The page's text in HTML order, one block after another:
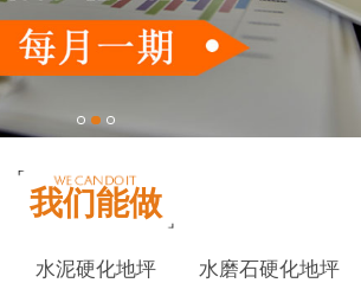
我们能做
水泥硬化地坪
水磨石硬化地坪